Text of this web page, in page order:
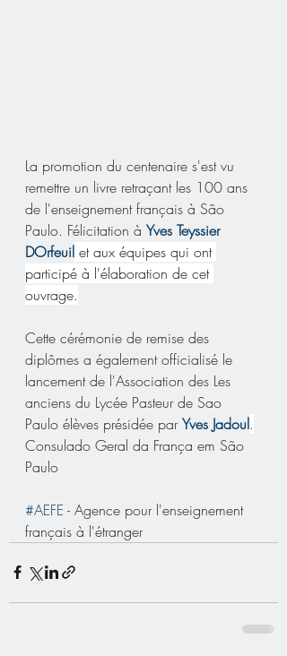
La promotion du centenaire s'est vu
remettre un livre retraçant les 100 ans
de l'enseignement français à São
Paulo. Félicitation à Yves Teyssier
DOrfeuil et aux équipes qui ont
participé à l'élaboration de cet
ouvrage.
Cette cérémonie de remise des
diplômes a également officialisé le
lancement de l'Association des Les
anciens du Lycée Pasteur de Sao
Paulo élèves présidée par Yves Jadoul.
Consulado Geral da França em São
Paulo
#AEFE - Agence pour l'enseignement
français à l'étranger